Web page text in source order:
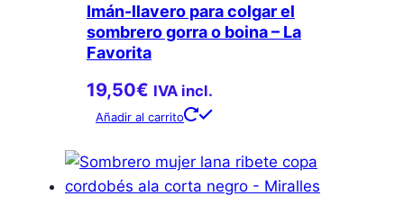
Imán-llavero para colgar el
sombrero gorra o boina – La
Favorita
19,50€ IVA incl.
Añadir al carrito